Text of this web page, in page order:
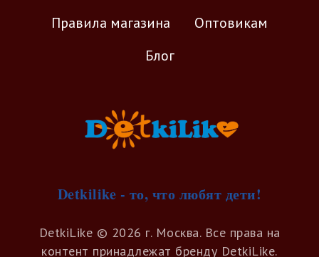
Правила магазина
Оптовикам
Блог
Detkilike - то, что любят дети!
DetkiLike © 2026 г. Москва. Все права на
контент принадлежат бренду DetkiLike.